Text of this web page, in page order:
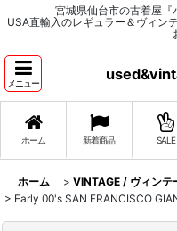
宮城県仙台市の古着屋『
USA直輸入のレギュラー＆ヴィン
メニュー
ホーム 新着商品 SALE
ホーム > VINTAGE / ヴィンテ
> Early 00's SAN FRANCISCO